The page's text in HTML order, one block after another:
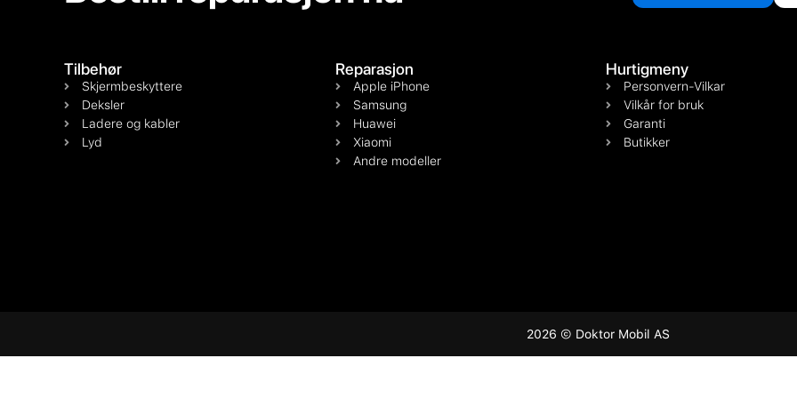
Tilbehør
Skjermbeskyttere
Deksler
Ladere og kabler
Lyd
Reparasjon
Apple iPhone
Samsung
Huawei
Xiaomi
Andre modeller
Hurtigmeny
Personvern-Vilkar
Vilkår for bruk
Garanti
Butikker
2026 © Doktor Mobil AS